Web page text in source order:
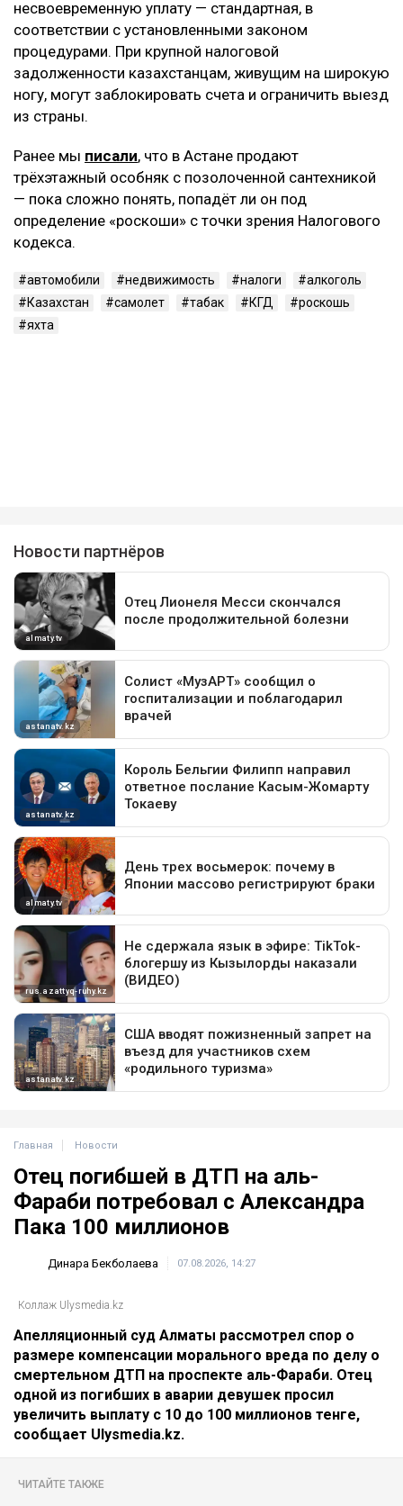
несвоевременную уплату — стандартная, в
соответствии с установленными законом
процедурами. При крупной налоговой
задолженности казахстанцам, живущим на широкую
ногу, могут заблокировать счета и ограничить выезд
из страны.
Ранее мы писали, что в Астане продают
трёхэтажный особняк с позолоченной сантехникой
— пока сложно понять, попадёт ли он под
определение «роскоши» с точки зрения Налогового
кодекса.
автомобили недвижимость налоги
алкоголь
Казахстан
самолет табак КГД
роскошь
яхта
Главная Новости
Отец погибшей в ДТП на аль-
Фараби потребовал с Александра
Пака 100 миллионов
Динара Бекболаева 07.08.2026, 14:27
Коллаж Ulysmedia.kz
Апелляционный суд Алматы рассмотрел спор о
размере компенсации морального вреда по делу о
смертельном ДТП на проспекте аль-Фараби. Отец
одной из погибших в аварии девушек просил
увеличить выплату с 10 до 100 миллионов тенге,
сообщает Ulysmedia.kz.
ЧИТАЙТЕ ТАКЖЕ